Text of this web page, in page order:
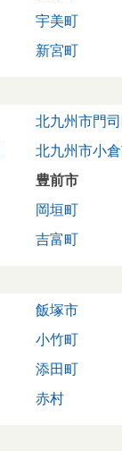
宇美町
新宮町
北九州市門
北九州市小
豊前市
岡垣町
吉富町
飯塚市
小竹町
添田町
赤村